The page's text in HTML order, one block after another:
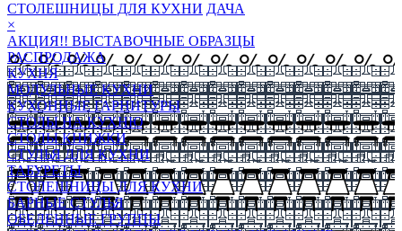
СТОЛЕШНИЦЫ ДЛЯ КУХНИ ДАЧА
×
АКЦИЯ!! ВЫСТАВОЧНЫЕ ОБРАЗЦЫ
РАСПРОДАЖА
КУХНЯ
МОДУЛЬНЫЕ КУХНИ
КУХОННЫЕ ГАРНИТУРЫ
СТОЛЫ НА КУХНЮ
СТОЛЫ КНИЖКИ
СТУЛЬЯ ДЛЯ КУХНИ
ТАБУРЕТЫ
СТОЛЕШНИЦЫ ДЛЯ КУХНИ
БАРНЫЕ СТУЛЬЯ
ОБЕДЕННЫЕ ГРУППЫ